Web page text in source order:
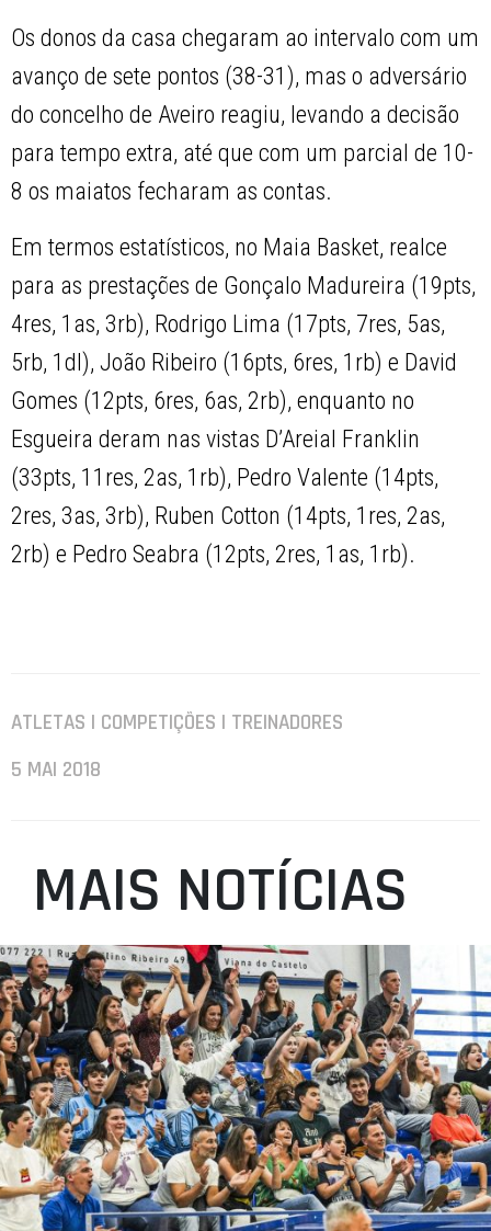
Os donos da casa chegaram ao intervalo com um
avanço de sete pontos (38-31), mas o adversário
do concelho de Aveiro reagiu, levando a decisão
para tempo extra, até que com um parcial de 10-
8 os maiatos fecharam as contas.
Em termos estatísticos, no Maia Basket, realce
para as prestações de Gonçalo Madureira (19pts,
4res, 1as, 3rb), Rodrigo Lima (17pts, 7res, 5as,
5rb, 1dl), João Ribeiro (16pts, 6res, 1rb) e David
Gomes (12pts, 6res, 6as, 2rb), enquanto no
Esgueira deram nas vistas D’Areial Franklin
(33pts, 11res, 2as, 1rb), Pedro Valente (14pts,
2res, 3as, 3rb), Ruben Cotton (14pts, 1res, 2as,
2rb) e Pedro Seabra (12pts, 2res, 1as, 1rb).
ATLETAS | COMPETIÇÕES | TREINADORES
5 MAI 2018
MAIS NOTÍCIAS